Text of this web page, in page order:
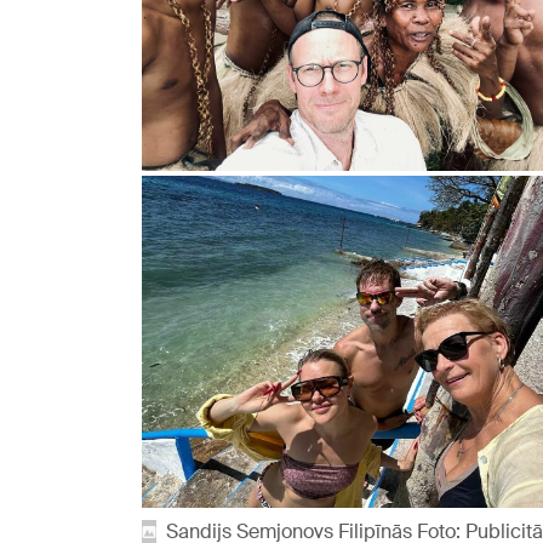
Sandijs Semjonovs Filipīnās Foto: